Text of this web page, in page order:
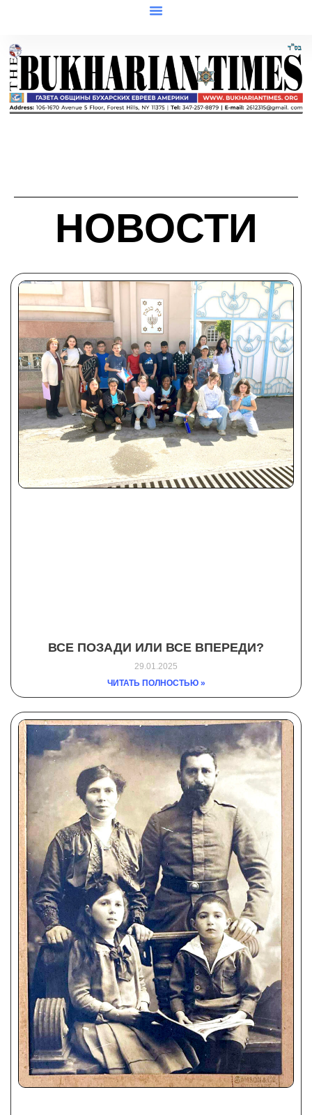
НОВОСТИ
ВСЕ ПОЗАДИ ИЛИ ВСЕ ВПЕРЕДИ?
29.01.2025
ЧИТАТЬ ПОЛНОСТЬЮ »